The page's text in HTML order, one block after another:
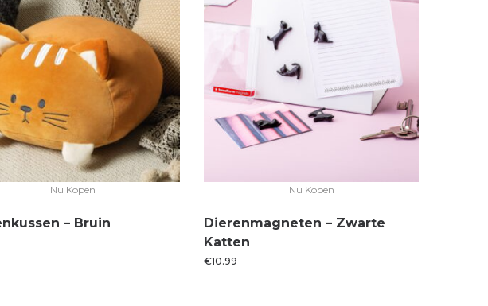
Nu Kopen
– Bruin
Nu Kopen
Dierenmagneten – Zwarte
Katten
€10.99